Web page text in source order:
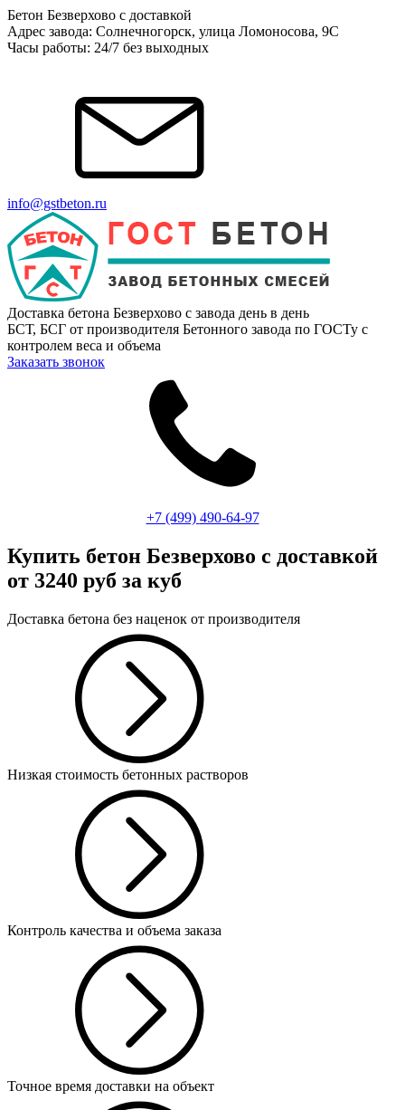
Бетон Безверхово с доставкой
Адрес завода: Солнечногорск, улица Ломоносова, 9С
Часы работы: 24/7 без выходных
info@gstbeton.ru
Доставка бетона Безверхово с завода день в день
БСТ, БСГ от производителя Бетонного завода по ГОСТу с
контролем веса и объема
Заказать звонок
+7 (499) 490-64-97
Купить бетон Безверхово с доставкой
от 3240 руб за куб
Доставка бетона без наценок от производителя
Низкая стоимость бетонных растворов
Контроль качества и объема заказа
Точное время доставки на объект